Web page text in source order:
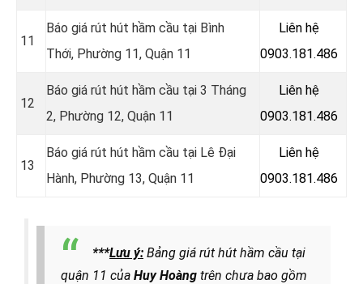
11
Báo giá rút hút hầm cầu tại Bình
Thới, Phường 11, Quận 11
Liên hệ
0903.181.486
12
Báo giá rút hút hầm cầu tại 3 Tháng
2, Phường 12, Quận 11
Liên hệ
0903.181.486
13
Báo giá rút hút hầm cầu tại Lê Đại
Hành, Phường 13, Quận 11
Liên hệ
0903.181.486
***Lưu ý: Bảng giá rút hút hầm cầu tại
quận 11 của Huy Hoàng trên chưa bao gồm